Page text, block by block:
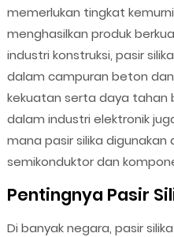
memerlukan tingkat
menghasilkan produk
industri konstruksi, pasir
dalam campuran beton
kekuatan serta daya tahan
dalam industri elektronik
mana pasir silika
semikonduktor dan
Pentingnya Pasir
Di banyak negara, pasir